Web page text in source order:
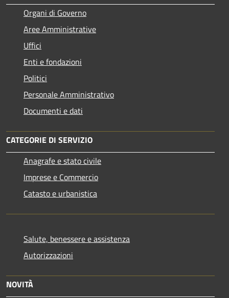
Organi di Governo
Aree Amministrative
Uffici
Enti e fondazioni
Politici
Personale Amministrativo
Documenti e dati
CATEGORIE DI SERVIZIO
Anagrafe e stato civile
Imprese e Commercio
Catasto e urbanistica
Salute, benessere e assistenza
Autorizzazioni
NOVITÀ